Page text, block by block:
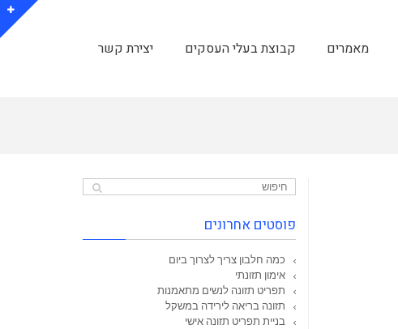
מאמרים קבוצת בעלי העסקים יצירת קשר
פוסטים אחרונים
כמה חלבון צריך לצרוך ביום
אימון תזונתי
תפריט תזונה לנשים מתאמנות
תזונה בריאה לירידה במשקל
בניית תפריט תזונה אישי